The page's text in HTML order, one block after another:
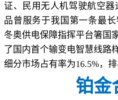
证、民用无人机驾驶航空
品曾服务于我国第一条最长
冬奥供电保障指挥平台箸国
了国内首个输变电智慧线路
细分市场占有率为16.5%，排
铂金